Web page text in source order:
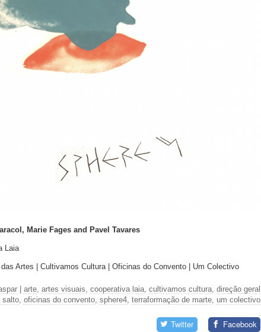
Marie Fages and Pavel Tavares
Laia
das Artes | Cultivamos Cultura | Oficinas do Convento | Um Colectivo
arte, artes visuais, cooperativa laia, cultivamos cultura, direção geral
salto, oficinas do convento, sphere4, terraformação de marte, um colectivo
Twitter Facebook